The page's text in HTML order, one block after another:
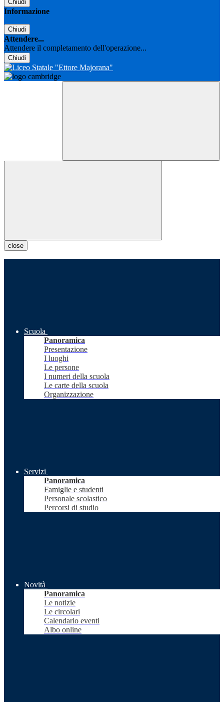
Chiudi
Informazione
Chiudi
Attendere...
Attendere il completamento dell'operazione...
Chiudi
close
Scuola
Panoramica
Presentazione
I luoghi
Le persone
I numeri della scuola
Le carte della scuola
Organizzazione
Servizi
Panoramica
Famiglie e studenti
Personale scolastico
Percorsi di studio
Novità
Panoramica
Le notizie
Le circolari
Calendario eventi
Albo online